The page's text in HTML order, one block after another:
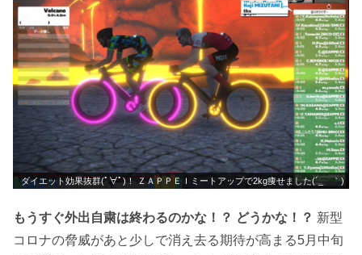
ダイエット効果抜群(ﾟ∀ﾟ)！ ＺＡＰＰＥＩミートアップで2kg痩せました(´_ゝ｀)
もうすぐ外出自粛は終わるのかな！？ どうかな！？ 新型
コロナの脅威があと少しで消え去る期待が高まる5月中旬